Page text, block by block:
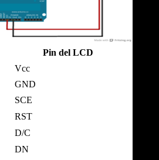
Pin del LCD
Vcc
GND
SCE
RST
D/C
DN